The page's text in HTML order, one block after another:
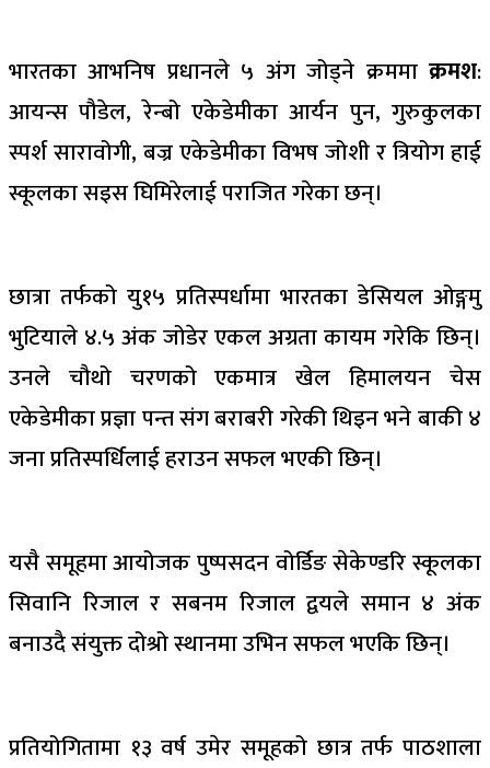
भारतका आभनिष प्रधानले ५ अंग जोड्ने क्रममा क्रमश:
आयन्स पौडेल, रेन्बो एकेडेमीका आर्यन पुन, गुरुकुलका
स्पर्श सारावोगी, बज्र एकेडेमीका विभष जोशी र त्रियोग हाई
स्कूलका सइस घिमिरेलाई पराजित गरेका छन्।
छात्रा तर्फको यु१५ प्रतिस्पर्धामा भारतका डेसियल ओङ्गमु
भुटियाले ४.५ अंक जोडेर एकल अग्रता कायम गरेकि छिन्।
उनले चौथो चरणको एकमात्र खेल हिमालयन चेस
एकेडेमीका प्रज्ञा पन्त संग बराबरी गरेकी थिइन भने बाकी ४
जना प्रतिस्पर्धिलाई हराउन सफल भएकी छिन्।
यसै समूहमा आयोजक पुष्पसदन वोर्डिङ सेकेण्डरि स्कूलका
सिवानि रिजाल र सबनम रिजाल द्वयले समान ४ अंक
बनाउदै संयुक्त दोश्रो स्थानमा उभिन सफल भएकि छिन्।
प्रतियोगितामा १३ वर्ष उमेर समूहको छात्र तर्फ पाठशाला